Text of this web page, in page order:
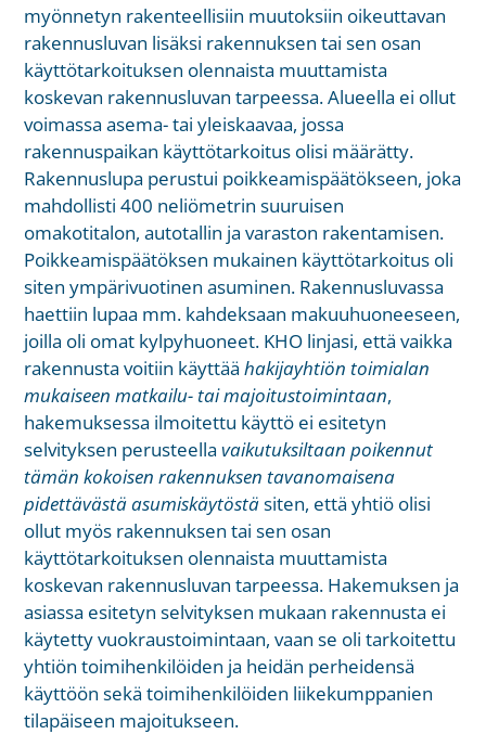
myönnetyn rakenteellisiin muutoksiin oikeuttavan
rakennusluvan lisäksi rakennuksen tai sen osan
käyttötarkoituksen olennaista muuttamista
koskevan rakennusluvan tarpeessa. Alueella ei ollut
voimassa asema- tai yleiskaavaa, jossa
rakennuspaikan käyttötarkoitus olisi määrätty.
Rakennuslupa perustui poikkeamispäätökseen, joka
mahdollisti 400 neliömetrin suuruisen
omakotitalon, autotallin ja varaston rakentamisen.
Poikkeamispäätöksen mukainen käyttötarkoitus oli
siten ympärivuotinen asuminen. Rakennusluvassa
haettiin lupaa mm. kahdeksaan makuuhuoneeseen,
joilla oli omat kylpyhuoneet. KHO linjasi, että vaikka
rakennusta voitiin käyttäähakijayhtiön toimialan
mukaiseen matkailu- tai majoitustoimintaan,
hakemuksessa ilmoitettu käyttö ei esitetyn
selvityksen perusteellavaikutuksiltaan poikennut
tämän kokoisen rakennuksen tavanomaisena
pidettävästä asumiskäytöstäsiten, että yhtiö olisi
ollut myös rakennuksen tai sen osan
käyttötarkoituksen olennaista muuttamista
koskevan rakennusluvan tarpeessa. Hakemuksen ja
asiassa esitetyn selvityksen mukaan rakennusta ei
käytetty vuokraustoimintaan, vaan se oli tarkoitettu
yhtiön toimihenkilöiden ja heidän perheidensä
käyttöön sekä toimihenkilöiden liikekumppanien
tilapäiseen majoitukseen.